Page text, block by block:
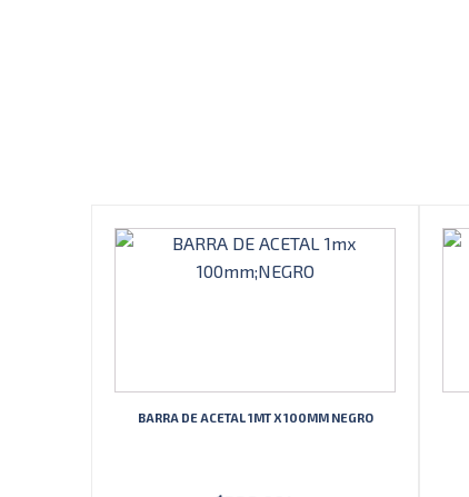
BARRA DE ACETAL 1MT X 100MM NEGRO